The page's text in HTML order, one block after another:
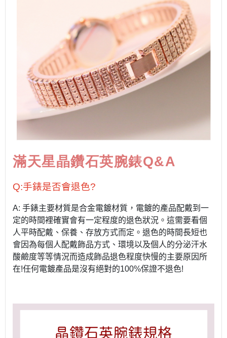
滿天星晶鑽石英腕錶Q&A
Q:手錶是否會退色?
A: 手錶主要材質是合金電鍍材質，電鍍的產品配戴到一
定的時間裡確實會有一定程度的退色狀況。這需要看個
人平時配戴、保養、存放方式而定。退色的時間長短也
會因為每個人配戴飾品方式、環境以及個人的分泌汗水
酸鹼度等等情況而造成飾品退色程度快慢的主要原因所
在!任何電鍍產品是沒有絕對的100%保證不退色!